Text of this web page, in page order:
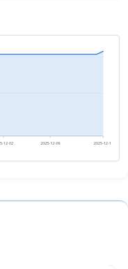
12-02 2025-12-09 2025-12-17